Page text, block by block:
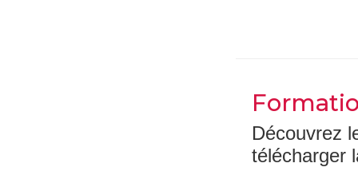
Découvrez
télécharger